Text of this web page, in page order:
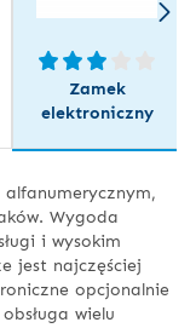
Zamek
elektroniczny
Wygoda
i wysokim
jest najczęściej
opcjonalnie
wielu